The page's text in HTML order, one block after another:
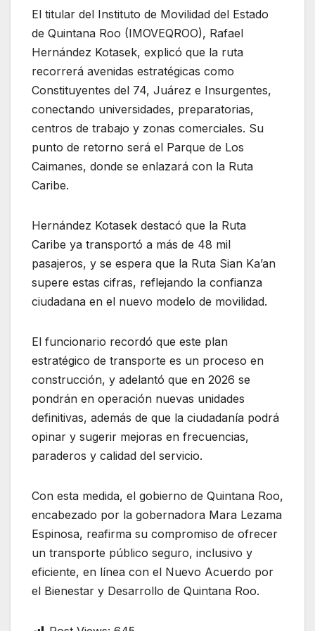
El titular del Instituto de Movilidad del Estado
de Quintana Roo (IMOVEQROO), Rafael
Hernández Kotasek, explicó que la ruta
recorrerá avenidas estratégicas como
Constituyentes del 74, Juárez e Insurgentes,
conectando universidades, preparatorias,
centros de trabajo y zonas comerciales. Su
punto de retorno será el Parque de Los
Caimanes, donde se enlazará con la Ruta
Caribe.
Hernández Kotasek destacó que la Ruta
Caribe ya transportó a más de 48 mil
pasajeros, y se espera que la Ruta Sian Ka’an
supere estas cifras, reflejando la confianza
ciudadana en el nuevo modelo de movilidad.
El funcionario recordó que este plan
estratégico de transporte es un proceso en
construcción, y adelantó que en 2026 se
pondrán en operación nuevas unidades
definitivas, además de que la ciudadanía podrá
opinar y sugerir mejoras en frecuencias,
paraderos y calidad del servicio.
Con esta medida, el gobierno de Quintana Roo,
encabezado por la gobernadora Mara Lezama
Espinosa, reafirma su compromiso de ofrecer
un transporte público seguro, inclusivo y
eficiente, en línea con el Nuevo Acuerdo por
el Bienestar y Desarrollo de Quintana Roo.